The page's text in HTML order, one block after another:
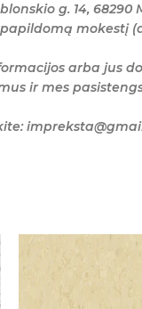
g. 14, 68290
mokestį
arba jus
ir mes